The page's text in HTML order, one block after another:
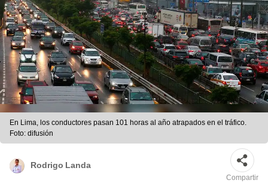
En Lima, los conductores pasan 101 horas al año atrapados en el tráfico.
Foto: difusión
Rodrigo Landa
Compartir